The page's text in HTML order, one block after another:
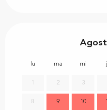
lu ma mi
2 3
8 9 10